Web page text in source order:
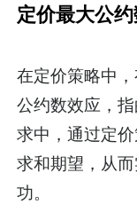
定价最大公
在定价策略中
公约数效应，
求中，通过定
求和期望，从
功。